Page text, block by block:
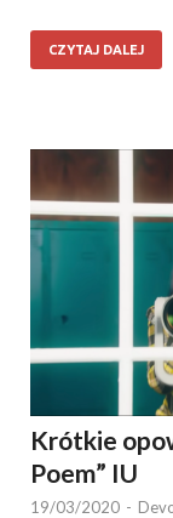
CZYTAJ DALEJ
Krótkie
Poem” IU
19/03/2020 -